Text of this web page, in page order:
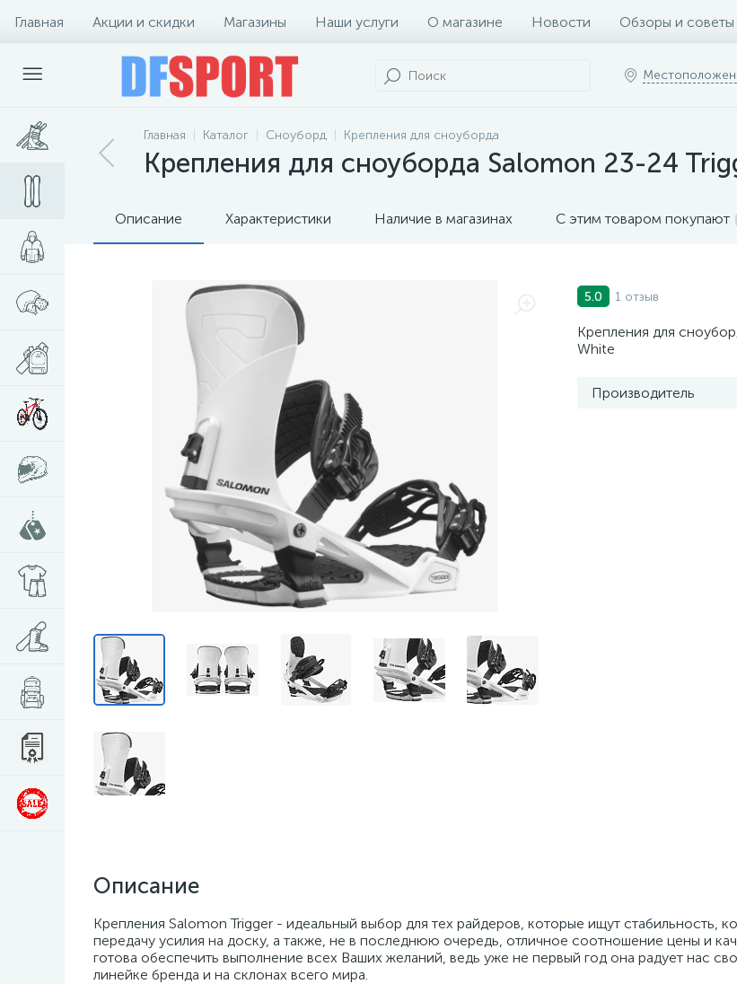
Главная Акции и скидки Магазины Наши услуги О магазине Новости Обзоры и советы
Главная Каталог Сноуборд Крепления для сноуборда
Крепления для сноуборда Salomon 23-24
Описание Характеристики Наличие в магазинах С этим товаром покупают
5.0 1 отзыв
Крепления для
White
Производитель
Описание
Крепления Salomon Trigger - идеальный выбор для тех райдеров, которые ищут стабильность,
передачу усилия на доску, а также, не в последнюю очередь, отличное соотношение цены и
готова обеспечить выполнение всех Ваших желаний, ведь уже не первый год она радует нас
линейке бренда и на склонах всего мира.